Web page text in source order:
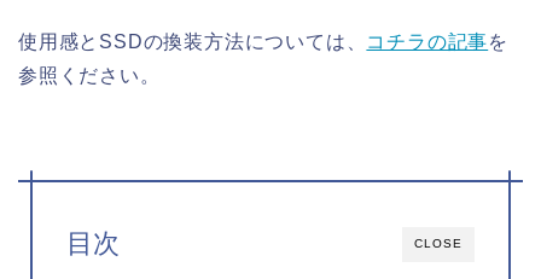
使用感とSSDの換装方法については、 コチラの記事を
参照ください。
CLOSE
目次